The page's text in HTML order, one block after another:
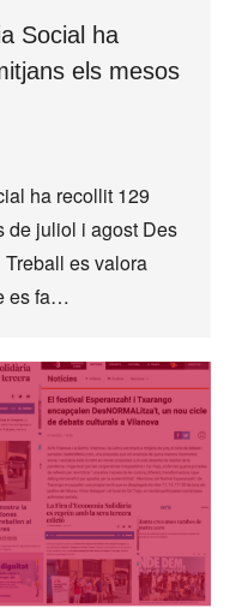
Social ha
els mesos
ha recollit 129
de juliol i agost Des
Treball es valora
es fa…